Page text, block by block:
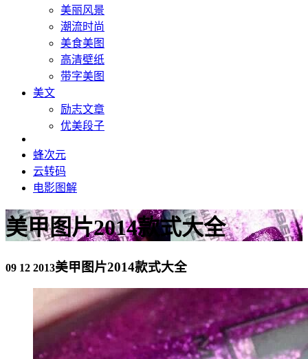
美丽风景
潮流时尚
美食美图
高清壁纸
带字美图
美文
励志文章
优美段子
蜂次元
云转码
电影图解
美甲图片2014款式大全
09 12 2013美甲图片2014款式大全